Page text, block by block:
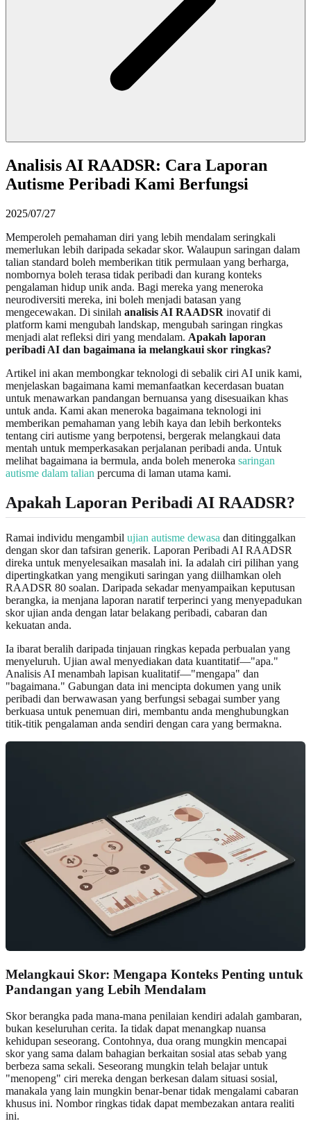
Analisis AI RAADSR: Cara Laporan
Autisme Peribadi Kami Berfungsi
2025/07/27
Memperoleh pemahaman diri yang lebih mendalam seringkali
memerlukan lebih daripada sekadar skor. Walaupun saringan dalam
talian standard boleh memberikan titik permulaan yang berharga,
nombornya boleh terasa tidak peribadi dan kurang konteks
pengalaman hidup unik anda. Bagi mereka yang meneroka
neurodiversiti mereka, ini boleh menjadi batasan yang
mengecewakan. Di sinilah analisis AI RAADSR inovatif di
platform kami mengubah landskap, mengubah saringan ringkas
menjadi alat refleksi diri yang mendalam. Apakah laporan
peribadi AI dan bagaimana ia melangkaui skor ringkas?
Artikel ini akan membongkar teknologi di sebalik ciri AI unik kami,
menjelaskan bagaimana kami memanfaatkan kecerdasan buatan
untuk menawarkan pandangan bernuansa yang disesuaikan khas
untuk anda. Kami akan meneroka bagaimana teknologi ini
memberikan pemahaman yang lebih kaya dan lebih berkonteks
tentang ciri autisme yang berpotensi, bergerak melangkaui data
mentah untuk memperkasakan perjalanan peribadi anda. Untuk
melihat bagaimana ia bermula, anda boleh meneroka saringan
autisme dalam talian percuma di laman utama kami.
Apakah Laporan Peribadi AI RAADSR?
Ramai individu mengambil ujian autisme dewasa dan ditinggalkan
dengan skor dan tafsiran generik. Laporan Peribadi AI RAADSR
direka untuk menyelesaikan masalah ini. Ia adalah ciri pilihan yang
dipertingkatkan yang mengikuti saringan yang diilhamkan oleh
RAADSR 80 soalan. Daripada sekadar menyampaikan keputusan
berangka, ia menjana laporan naratif terperinci yang menyepadukan
skor ujian anda dengan latar belakang peribadi, cabaran dan
kekuatan anda.
Ia ibarat beralih daripada tinjauan ringkas kepada perbualan yang
menyeluruh. Ujian awal menyediakan data kuantitatif—"apa."
Analisis AI menambah lapisan kualitatif—"mengapa" dan
"bagaimana." Gabungan data ini mencipta dokumen yang unik
peribadi dan berwawasan yang berfungsi sebagai sumber yang
berkuasa untuk penemuan diri, membantu anda menghubungkan
titik-titik pengalaman anda sendiri dengan cara yang bermakna.
Melangkaui Skor: Mengapa Konteks Penting untuk
Pandangan yang Lebih Mendalam
Skor berangka pada mana-mana penilaian kendiri adalah gambaran,
bukan keseluruhan cerita. Ia tidak dapat menangkap nuansa
kehidupan seseorang. Contohnya, dua orang mungkin mencapai
skor yang sama dalam bahagian berkaitan sosial atas sebab yang
berbeza sama sekali. Seseorang mungkin telah belajar untuk
"menopeng" ciri mereka dengan berkesan dalam situasi sosial,
manakala yang lain mungkin benar-benar tidak mengalami cabaran
khusus ini. Nombor ringkas tidak dapat membezakan antara realiti
ini.